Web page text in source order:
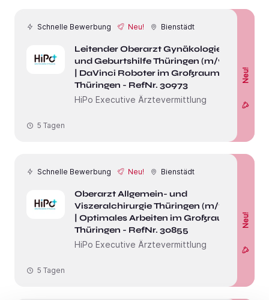
Schnelle Bewerbung Neu! Bienstädt
Leitender Oberarzt Gynäkologie
und Geburtshilfe Thüringen (m/w/d)
| DaVinci Roboter im Großraum
Thüringen - RefNr. 30973
HiPo Executive Ärztevermittlung
Neu!
5 Tagen
Schnelle Bewerbung Neu! Bienstädt
Oberarzt Allgemein- und
Viszeralchirurgie Thüringen (m/w/d)
| Optimales Arbeiten im Großraum
Thüringen - RefNr. 30855
HiPo Executive Ärztevermittlung
Neu!
5 Tagen